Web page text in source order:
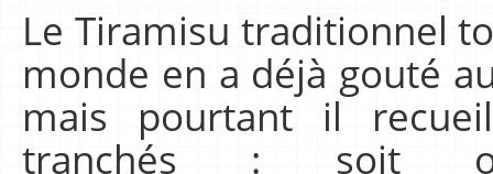
Le Tiramisu traditionnel
monde en a déjà gouté
mais pourtant il
tranchés : soit on